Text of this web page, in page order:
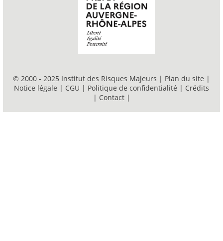
© 2000 - 2025 Institut des Risques Majeurs | Plan du site |
Notice légale | CGU | Politique de confidentialité | Crédits
| Contact |